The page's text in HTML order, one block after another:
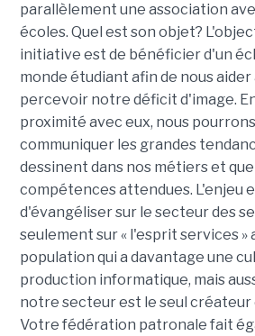
parallèlement une association
écoles. Quel est son objet?
initiative est de bénéficier d'un
monde étudiant afin de nous aider
percevoir notre déficit d'image.
proximité avec eux, nous
communiquer les grandes
dessinent dans nos métiers et
compétences attendues. L'enjeu
d'évangéliser sur le secteur des
seulement sur « l'esprit services »
population qui a davantage une
production informatique, mais
notre secteur est le seul créateur
Votre fédération patronale fait